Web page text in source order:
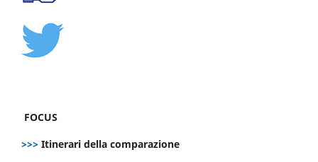
FOCUS
>>> Itinerari della comparazione